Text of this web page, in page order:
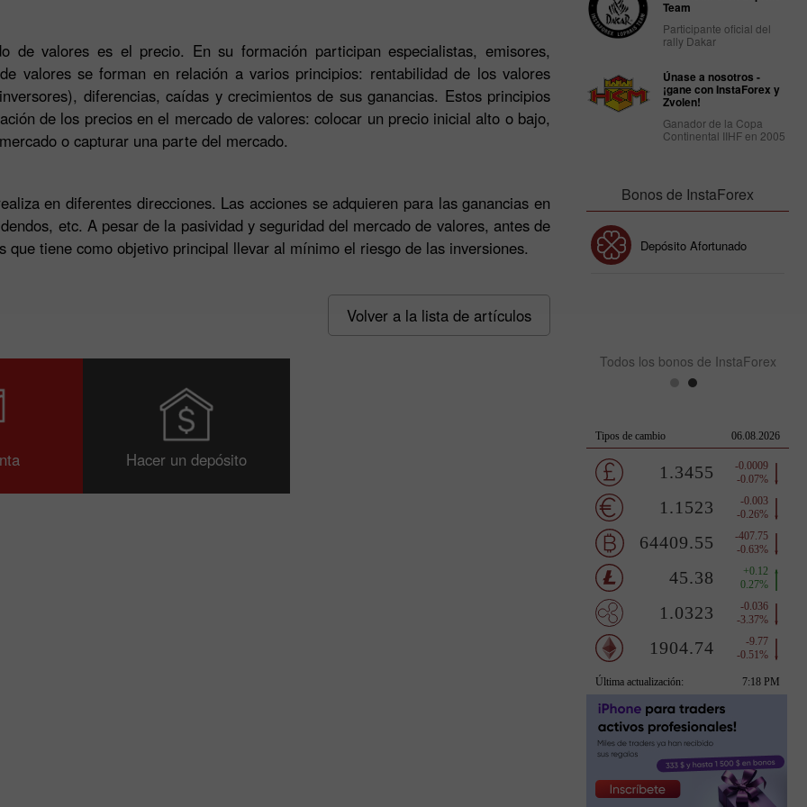
de valores es el precio. En su formación participan especialistas, emisores,
valores se forman en relación a varios principios: rentabilidad de los valores
diferencias, caídas y crecimientos de sus ganancias. Estos principios
de los precios en el mercado de valores: colocar un precio inicial alto o bajo,
o capturar una parte del mercado.
en diferentes direcciones. Las acciones se adquieren para las ganancias en
etc. A pesar de la pasividad y seguridad del mercado de valores, antes de
tiene como objetivo principal llevar al mínimo el riesgo de las inversiones.
Volver a la lista de artículos
Hacer un depósito
Team
Participante oficial del
rally Dakar
Únase a nosotros -
¡gane con InstaForex y
Zvolen!
Ganador de la Copa
Continental IIHF en 2005
Bonos de InstaForex
Bono de 30% Depósito Afortunado Bono de 30% Depósito Afortunado
Todos los bonos de InstaForex